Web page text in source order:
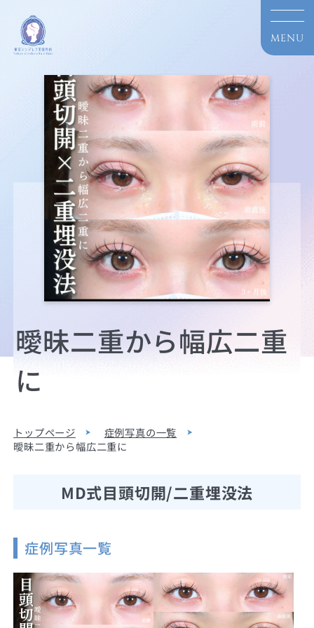
曖昧二重から幅広二重
に
トップページ
症例写真の一覧
曖昧二重から幅広二重に
MD式目頭切開/二重埋没法
症例写真一覧